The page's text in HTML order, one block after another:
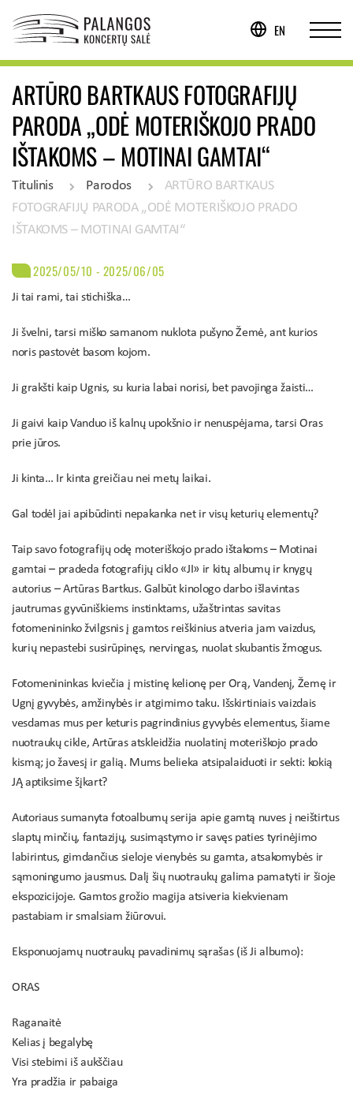
EN
ARTŪRO BARTKAUS FOTOGRAFIJŲ
PARODA „ODĖ MOTERIŠKOJO PRADO
IŠTAKOMS – MOTINAI GAMTAI“
Titulinis Parodos
ARTŪRO BARTKAUS
FOTOGRAFIJŲ PARODA „ODĖ MOTERIŠKOJO PRADO
IŠTAKOMS – MOTINAI GAMTAI“
2025/05/10 - 2025/06/05
Ji tai rami, tai stichiška…
Ji švelni, tarsi miško samanom nuklota pušyno Žemė, ant kurios
noris pastovėt basom kojom.
Ji grakšti kaip Ugnis, su kuria labai norisi, bet pavojinga žaisti…
Ji gaivi kaip Vanduo iš kalnų upokšnio ir nenuspėjama, tarsi Oras
prie jūros.
Ji kinta… Ir kinta greičiau nei metų laikai.
Gal todėl jai apibūdinti nepakanka net ir visų keturių elementų?
Taip savo fotografijų odę moteriškojo prado ištakoms – Motinai
gamtai – pradeda fotografijų ciklo «JI» ir kitų albumų ir knygų
autorius – Artūras Bartkus. Galbūt kinologo darbo išlavintas
jautrumas gyvūniškiems instinktams, užaštrintas savitas
fotomenininko žvilgsnis į gamtos reiškinius atveria jam vaizdus,
kurių nepastebi susirūpinęs, nervingas, nuolat skubantis žmogus.
Fotomenininkas kviečia į mistinę kelionę per Orą, Vandenį, Žemę ir
Ugnį gyvybės, amžinybės ir atgimimo taku. Išskirtiniais vaizdais
vesdamas mus per keturis pagrindinius gyvybės elementus, šiame
nuotraukų cikle, Artūras atskleidžia nuolatinį moteriškojo prado
kismą; jo žavesį ir galią. Mums belieka atsipalaiduoti ir sekti: kokią
JĄ aptiksime šįkart?
Autoriaus sumanyta fotoalbumų serija apie gamtą nuves į neištirtus
slaptų minčių, fantazijų, susimąstymo ir savęs paties tyrinėjimo
labirintus, gimdančius sieloje vienybės su gamta, atsakomybės ir
sąmoningumo jausmus. Dalį šių nuotraukų galima pamatyti ir šioje
ekspozicijoje. Gamtos grožio magija atsiveria kiekvienam
pastabiam ir smalsiam žiūrovui.
Eksponuojamų nuotraukų pavadinimų sąrašas (iš Ji albumo):
ORAS
Raganaitė
Kelias į begalybę
Visi stebimi iš aukščiau
Yra pradžia ir pabaiga